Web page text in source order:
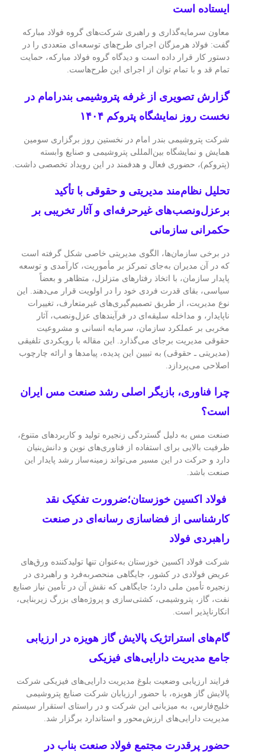
ایستاده است
معاون سرمایه‌گذاری و راهبری شرکت‌های گروه فولاد مبارکه
گفت: فولاد هرمزگان اجرای طرح‌های توسعه‌ای متعددی را در
دستور کار قرار داده است و دیدگاه گروه فولاد مبارکه، حمایت
تمام قد و با تمام توان از اجرای این طرح‌هاست.
گزارش تصویری از غرفه پتروشیمی بندرامام در
نخست روز نمایشگاه پتروکم ۱۴۰۴
شرکت پتروشیمی بندر امام در نخستین روز برگزاری سومین
همایش و نمایشگاه بین‌المللی پتروشیمی و صنایع وابسته
(پتروکم)، حضوری فعال و هدفمند در این رویداد تخصصی داشت.
تحلیل نظام‌مند مدیریتی و حقوقی با تأکید
برعزل‌ونصب‌های غیرحرفه‌ای و آثار تخریبی بر
حکمرانی سازمانی
در برخی سازمان‌ها، الگوی مدیریتی خاصی شکل گرفته است
که در آن مدیران به‌جای تمرکز بر مأموریت، کارآمدی و توسعه
پایدار سازمان، با اتخاذ رفتارهای متزلزل، متظاهر و بعضاً
سیاسی، بقای قدرت فردی خود را در اولویت قرار می‌دهند. این
نوع مدیریت، از طریق تصمیم‌گیری‌های غیرمتعارف، تغییرات
ناپایدار، و مداخله سلیقه‌ای در فرآیندهای عزل‌ونصب، آثار
مخربی بر عملکرد سازمان، سرمایه انسانی و مشروعیت
حقوقی مدیریت برجای می‌گذارد. این مقاله با رویکردی تلفیقی
(مدیریتی ـ حقوقی) به تبیین این پدیده، پیامدها و ارائه چارچوب
اصلاحی می‌پردازد.
چرا فناوری، بازیگر اصلی رشد صنعت مس ایران
است؟
صنعت مس به دلیل گستردگی زنجیره تولید و کاربردهای متنوع،
ظرفیت بالایی برای استفاده از فناوری‌های نوین و دانش‌بنیان
دارد و حرکت در این مسیر می‌تواند زمینه‌ساز رشد پایدار این
صنعت باشد.
فولاد اکسین خوزستان؛ضرورت تفکیک نقد
کارشناسی از فضاسازی رسانه‌ای در صنعت
راهبردی فولاد
شرکت فولاد اکسین خوزستان به‌عنوان تنها تولیدکننده ورق‌های
عریض فولادی در کشور، جایگاهی منحصربه‌فرد و راهبردی در
زنجیره تأمین ملی دارد؛ جایگاهی که نقش آن در تأمین نیاز صنایع
نفت، گاز، پتروشیمی، کشتی‌سازی و پروژه‌های بزرگ زیربنایی،
انکارناپذیر است.
گام‌های استراتژیک پالایش گاز هویزه در ارزیابی
جامع مدیریت دارایی‌های فیزیکی
فرایند ارزیابی وضعیت بلوغ مدیریت دارایی‌های فیزیکی شرکت
پالایش گاز هویزه، با حضور ارزیابان شرکت صنایع پتروشیمی
خلیج‌فارس، به میزبانی این شرکت و در راستای استقرار سیستم
مدیریت دارایی‌های ارزش‌محور و استاندارد برگزار شد.
حضور پرقدرت مجتمع فولاد صنعت بناب در